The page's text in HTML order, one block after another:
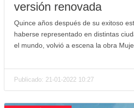
versión renovada
Quince años después de su exitoso
haberse representado en distintas
el mundo, volvió a escena la obra
Publicado: 21-01-2022 10:27